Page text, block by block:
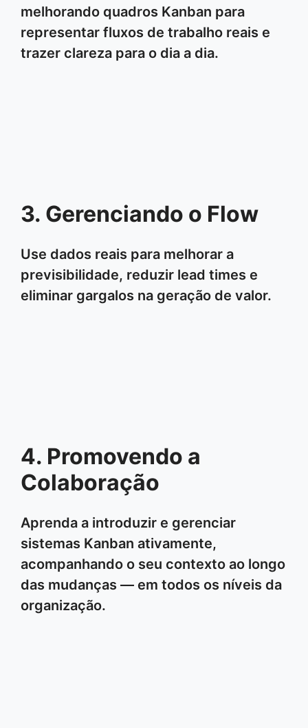
melhorando quadros Kanban para
representar fluxos de trabalho reais e
trazer clareza para o dia a dia.
3. Gerenciando o Flow
Use dados reais para melhorar a
previsibilidade, reduzir lead times e
eliminar gargalos na geração de valor.
4. Promovendo a
Colaboração
Aprenda a introduzir e gerenciar
sistemas Kanban ativamente,
acompanhando o seu contexto ao longo
das mudanças — em todos os níveis da
organização.